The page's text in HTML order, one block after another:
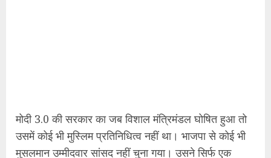
इस बार कुल 24 मुस्लिम सांसद चुने गये हैं। जो भारत के
लोकसभा चुनाव के इतिहास में सबसे कम और 2014 में चुने गये
23 सांसदों से महज एक सीट ज्यादा है। भारत के चुनाव आयोग